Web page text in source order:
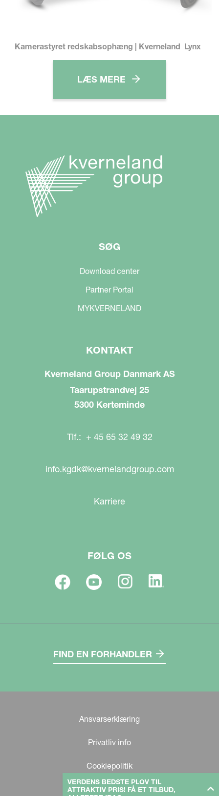
Kamerastyret redskabsophæng | Kverneland Lynx
LÆS MERE
VERDENS BEDSTE PLOV TIL
ATTRAKTIV PRIS! FÅ ET TILBUD,
SØG
Download center
Partner Portal
MYKVERNELAND
KONTAKT
Kverneland Group Danmark AS
Taarupstrandvej 25
5300 Kerteminde
Tlf.: + 45 65 32 49 32
info.kgdk@kvernelandgroup.com
Karriere
FØLG OS
FIND EN FORHANDLER
Ansvarserklæring
Privatliv info
Cookiepolitik